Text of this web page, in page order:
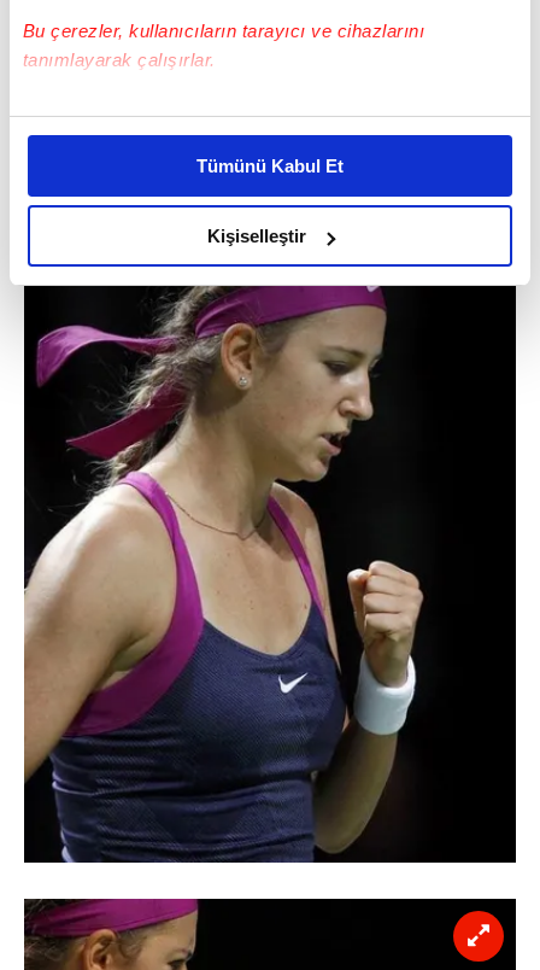
Bu çerezler, kullanıcıların tarayıcı ve cihazlarını
tanımlayarak çalışırlar.
Bu çerezlere izin vermeniz halinde sizlere özel
daha iyi reklam deneyimi yaşatabiliriz. Bunu yaparken
amacımızın size daha iyi bir reklam deneyimi sunmak
olduğunu ve sizlere en iyi içerikleri sunabilmek adına
elimizden gelen çabayı gösterdiğimizi ve bu noktada,
reklamların maliyetlerimizi karşılamak noktasında tek gelir
kalemimiz olduğunu sizlere hatırlatmak isteriz.
Her halükârda, kullanıcılar, bu çerezlere izin vermedikleri
takdirde, kullanıcılara hedefli reklamlar
gösterilmeyecektir."
Sizlere daha iyi bir hizmet sunabilmek için İnternet
Sitemizde kendimize ve üçüncü kişilere ait çerezler
kullanılmaktadır. Bu çerezler vasıtasıyla çeşitli kişisel
verileriniz işlenmekte olup gerekli olan çerezler bilgi
toplumu hizmetlerinin sunulması amacıyla
kullanılmaktadır. Diğer çerezler, sitemizin daha işlevsel
kılınması ve kişiselleştirilmesi ve sizlere yönelik
reklam/pazarlama faaliyetlerinin yapılması, amaçlarıyla
sınırlı olarak açık rızanız dahilinde kullanılacaktır.
Çerezlere ilişkin tercihlerinizi aşağıda yer alan panel
vasıtasıyla belirleyebilirsiniz. Çerezlere ilişkin detaylı bilgi
için Ayarlar butonuna tıklayabilir,Çerez Bilgilendirme
6698 sayılı Kişisel Verilerin Korunması Kanunu uyarınca
hazırlanmış Aydınlatma Metnimizi okumak ve sitemizde
Tümünü Kabul Et
Kişiselleştir